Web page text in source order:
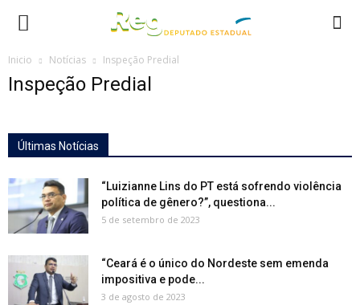
Inicio Notícias Inspeção Predial
Inspeção Predial
Últimas Notícias
“Luizianne Lins do PT está sofrendo violência
política de gênero?”, questiona...
5 de setembro de 2023
“Ceará é o único do Nordeste sem emenda
impositiva e pode...
3 de agosto de 2023